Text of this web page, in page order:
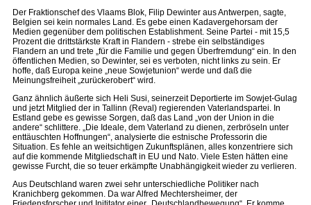
Der Fraktionschef des Vlaams Blok, Filip Dewinter aus Antwerpen, sagte,
Belgien sei kein normales Land. Es gebe einen Kadavergehorsam der
Medien gegenüber dem politischen Establishment. Seine Partei - mit 15,5
Prozent die drittstärkste Kraft in Flandern - strebe ein selbständiges
Flandern an und trete „für die Familie und gegen Überfremdung“ ein. In den
öffentlichen Medien, so Dewinter, sei es verboten, nicht links zu sein. Er
hoffe, daß Europa keine „neue Sowjetunion“ werde und daß die
Meinungsfreiheit „zurückerobert“ wird.
Ganz ähnlich äußerte sich Heli Susi, seinerzeit Deportierte im Sowjet-Gulag
und jetzt Mitglied der in Tallinn (Reval) regierenden Vaterlandspartei. In
Estland gebe es gewisse Sorgen, daß das Land „von der Union in die
andere“ schlittere. „Die Ideale, dem Vaterland zu dienen, zerbröseln unter
enttäuschten Hoffnungen“, analysierte die estnische Professorin die
Situation. Es fehle an weitsichtigen Zukunftsplänen, alles konzentriere sich
auf die kommende Mitgliedschaft in EU und Nato. Viele Esten hätten eine
gewisse Furcht, die so teuer erkämpfte Unabhängigkeit wieder zu verlieren.
Aus Deutschland waren zwei sehr unterschiedliche Politiker nach
Kranichberg gekommen. Da war Alfred Mechtersheimer, der